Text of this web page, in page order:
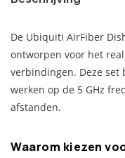
De Ubiquiti AirFiber
ontworpen voor het
verbindingen. Deze set
werken op de 5 GHz
afstanden.
Waarom kiezen